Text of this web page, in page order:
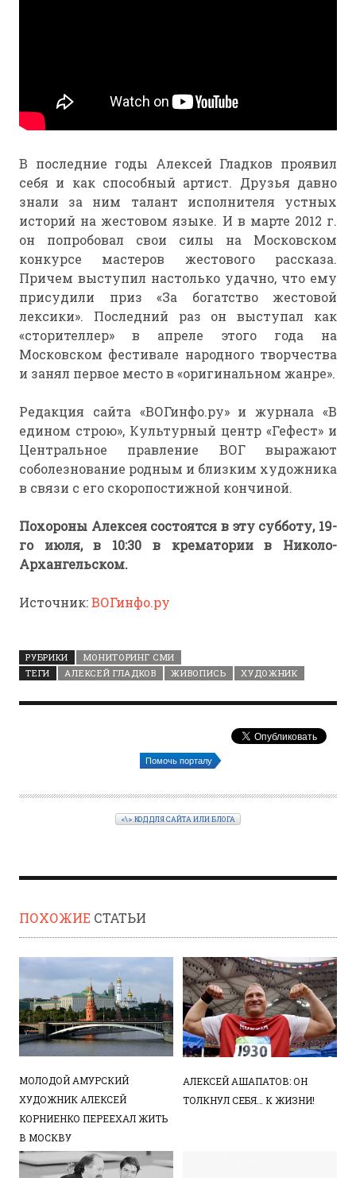
В последние годы Алексей Гладков проявил
себя и как способный артист. Друзья давно
знали за ним талант исполнителя устных
историй на жестовом языке. И в марте 2012 г.
он попробовал свои силы на Московском
конкурсе мастеров жестового рассказа.
Причем выступил настолько удачно, что ему
присудили приз «За богатство жестовой
лексики». Последний раз он выступал как
«сторителлер» в апреле этого года на
Московском фестивале народного творчества
и занял первое место в «оригинальном жанре».
Редакция сайта «ВОГинфо.ру» и журнала «В
едином строю», Культурный центр «Гефест» и
Центральное правление ВОГ выражают
соболезнование родным и близким художника
в связи с его скоропостижной кончиной.
Похороны Алексея состоятся в эту субботу, 19-
го июля, в 10:30 в крематории в Николо-
Архангельском.
Источник:ВОГинфо.ру
РУБРИКИ
МОНИТОРИНГ СМИ
ТЕГИ
АЛЕКСЕЙ ГЛАДКОВ ЖИВОПИСЬ ХУДОЖНИК
Помочь порталу
<\> КОД ДЛЯ САЙТА ИЛИ БЛОГА
ПОХОЖИЕ СТАТЬИ
МОЛОДОЙ АМУРСКИЙ
ХУДОЖНИК АЛЕКСЕЙ
КОРНИЕНКО ПЕРЕЕХАЛ ЖИТЬ
В МОСКВУ
АЛЕКСЕЙ АШАПАТОВ: ОН
ТОЛКНУЛ СЕБЯ… К ЖИЗНИ!